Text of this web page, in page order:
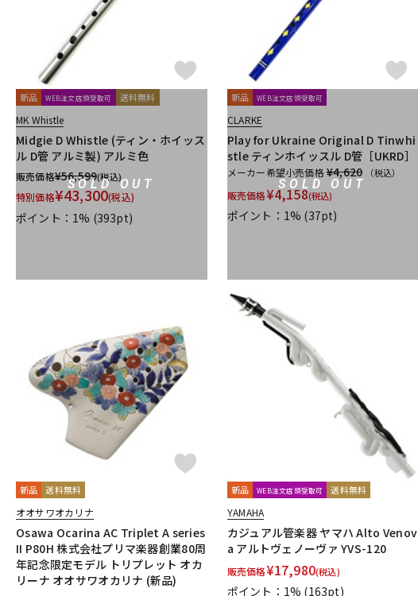
SOLD OUT
新品 WEB注文店頭受取可 送料無料
MK Whistle
Midgie D Whistle (ティン・ホイッス
ル D管 アルミ製) アルミ色
販売価格¥56,599(税込)
特別価格¥43,300(税込)
ポイント：1% (393pt)
SOLD OUT
新品 WEB注文店頭受取可
CLARKE
Play for Ukraine Original D Tinwhi
stle ティンホイッスル D管［UKRD］
メーカー希望小売価格 ¥4,620 （税込）
販売価格¥4,158(税込)
ポイント：1% (37pt)
新品 送料無料
オオサワオカリナ
Osawa Ocarina AC Triplet A series
II P80H 株式会社プリマ楽器創業80周
年記念限定モデル トリプレット オカ
リーナ オオサワオカリナ (新品)
新品 WEB注文店頭受取可 送料無料
YAMAHA
カジュアル管楽器 ヤマハ Alto Venov
a アルトヴェノーヴァ YVS-120
販売価格¥17,980(税込)
ポイント：1% (163pt)